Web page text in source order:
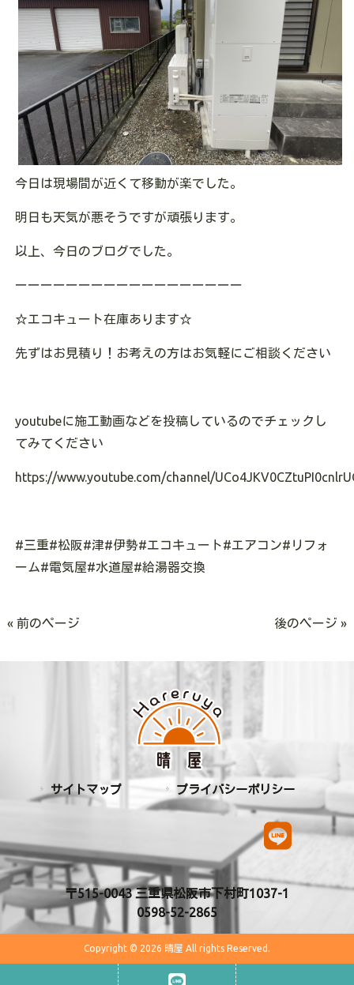
今日は現場間が近くて移動が楽でした。
明日も天気が悪そうですが頑張ります。
以上、今日のブログでした。
ーーーーーーーーーーーーーーーーーー
☆エコキュート在庫あります☆
先ずはお見積り！お考えの方はお気軽にご相談ください
youtubeに施工動画などを投稿しているのでチェックし
てみてください
https://www.youtube.com/channel/
#三重#松阪#津#伊勢#エコキュート#エアコン#リフォ
ーム#電気屋#水道屋#給湯器交換
« 前のページ 後のページ »
サイトマップ プライバシーポリシー
〒515-0043 三重県松阪市下村町1037-1
0598-52-2865
Copyright © 2026 晴屋 All rights Reserved.